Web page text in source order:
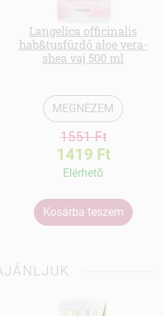
Langelica officinalis
hab&tusfürdő aloe vera-
shea vaj 500 ml
MEGNÉZEM
1551 Ft
1419 Ft
Elérhetõ
Kosárba teszem